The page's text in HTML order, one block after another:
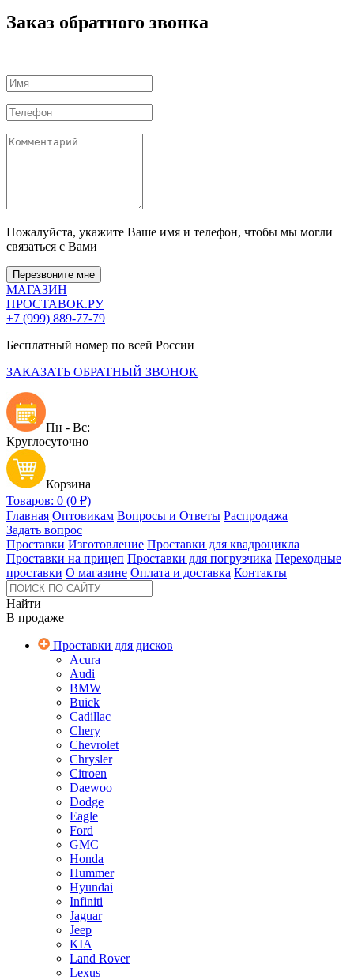
Заказ обратного звонка
Пожалуйста, укажите Ваше имя и телефон, чтобы мы могли
связаться с Вами
Перезвоните мне
МАГАЗИН
ПРОСТАВОК.РУ
+7 (999) 889-77-79
Бесплатный номер по всей России
ЗАКАЗАТЬ ОБРАТНЫЙ ЗВОНОК
Пн - Вс:
Круглосуточно
Корзина
Товаров: 0 (0 ₽)
Главная Оптовикам Вопросы и Ответы Распродажа
Задать вопрос
Проставки Изготовление Проставки для квадроцикла
Проставки на прицеп Проставки для погрузчика Переходные
проставки О магазине Оплата и доставка Контакты
Найти
В продаже
Проставки для дисков
Acura
Audi
BMW
Buick
Cadillac
Chery
Chevrolet
Chrysler
Citroen
Daewoo
Dodge
Eagle
Ford
GMC
Honda
Hummer
Hyundai
Infiniti
Jaguar
Jeep
KIA
Land Rover
Lexus